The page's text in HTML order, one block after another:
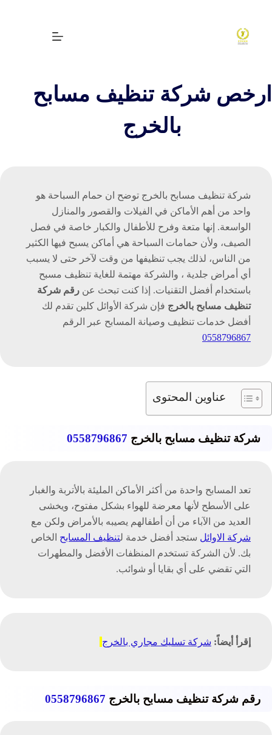
المحتوى
خدمات التنظيف الشاملة
خدمات تسليك المجاري
خدمات مكافحة الحشرات
خدمات جلي البلاط
خدمات المكيفات
المدونة
تواصل معنا
من نحن | الأوائل كلين للخدمات المنزلية في
ارخص شركة تنظيف مسابح
بالخرج
شركة تنظيف مسابح بالخرج توضح ان حمام السباحة هو
واحد من أهم الأماكن في الفيلات والقصور والمنازل
الواسعة. إنها متعة وفرح للأطفال والكبار خاصة في فصل
الصيف، ولأن حمامات السباحة هي أماكن يسبح فيها الكثير
من الناس، لذلك يجب تنظيفها من وقت لآخر حتى لا يسبب
أي أمراض جلدية ، والشركة مهتمة للغاية تنظيف مسبح
باستخدام أفضل التقنيات. إذا كنت تبحث عن رقم شركة
تنظيف مسابح بالخرج فإن شركة الأوائل كلين تقدم لك
أفضل خدمات تنظيف وصيانة المسابح عبر الرقم
0558796867
عناوين المحتوى
شركة تنظيف مسابح بالخرج 0558796867
تعد المسابح واحدة من أكثر الأماكن المليئة بالأتربة والغبار
على الأسطح لأنها معرضة للهواء بشكل مفتوح، ويخشى
العديد من الآباء من أن أطفالهم يصيبه بالأمراض ولكن مع
شركة الاوائل ستجد أفضل خدمة لتنظيف المسابح الخاص
بك. لأن الشركة تستخدم المنظفات الأفضل والمطهرات
التي تقضي على أي بقايا أو شوائب.
إقرأ أيضاً: شركة تسليك مجاري بالخرج
رقم شركة تنظيف مسابح بالخرج 0558796867